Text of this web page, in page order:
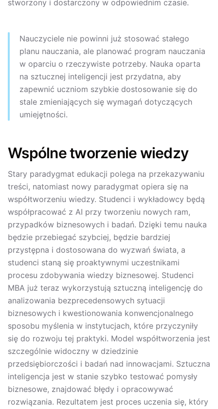
stworzony i dostarczony w odpowiednim czasie.
Nauczyciele nie powinni już stosować stałego
planu nauczania, ale planować program nauczania
w oparciu o rzeczywiste potrzeby. Nauka oparta
na sztucznej inteligencji jest przydatna, aby
zapewnić uczniom szybkie dostosowanie się do
stale zmieniających się wymagań dotyczących
umiejętności.
Wspólne tworzenie wiedzy
Stary paradygmat edukacji polega na przekazywaniu
treści, natomiast nowy paradygmat opiera się na
współtworzeniu wiedzy. Studenci i wykładowcy będą
współpracować z AI przy tworzeniu nowych ram,
przypadków biznesowych i badań. Dzięki temu nauka
będzie przebiegać szybciej, będzie bardziej
przystępna i dostosowana do wyzwań świata, a
studenci staną się proaktywnymi uczestnikami
procesu zdobywania wiedzy biznesowej. Studenci
MBA już teraz wykorzystują sztuczną inteligencję do
analizowania bezprecedensowych sytuacji
biznesowych i kwestionowania konwencjonalnego
sposobu myślenia w instytucjach, które przyczyniły
się do rozwoju tej praktyki. Model współtworzenia jest
szczególnie widoczny w dziedzinie
przedsiębiorczości i badań nad innowacjami. Sztuczna
inteligencja jest w stanie szybko testować pomysły
biznesowe, znajdować błędy i opracowywać
rozwiązania. Rezultatem jest proces uczenia się, który